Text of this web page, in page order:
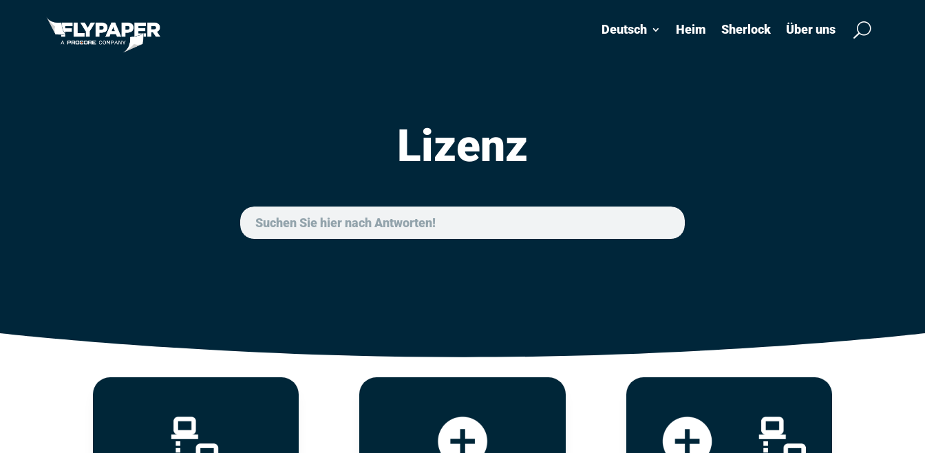
Deutsch Heim Sherlock Über uns
Lizenz